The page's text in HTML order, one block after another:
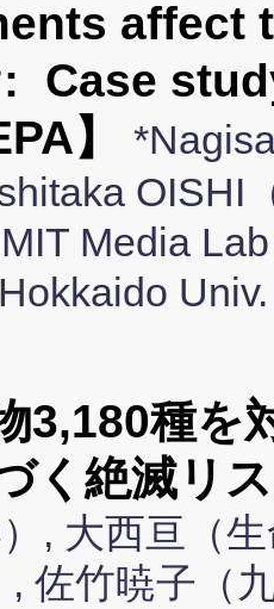
affect
Case
】
OISHI
Media
3,180種を
く絶滅リ
）, 大西亘（
, 佐竹暁子（